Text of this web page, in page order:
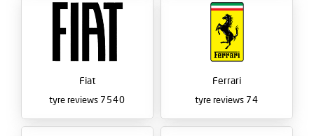
Ferrari
74
tyre reviews
Fiat
7540
tyre reviews